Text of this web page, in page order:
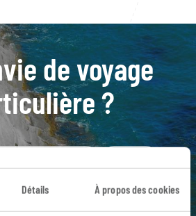
Détails À propos des cookies
de voyage
?
Nuraghe Palmavera